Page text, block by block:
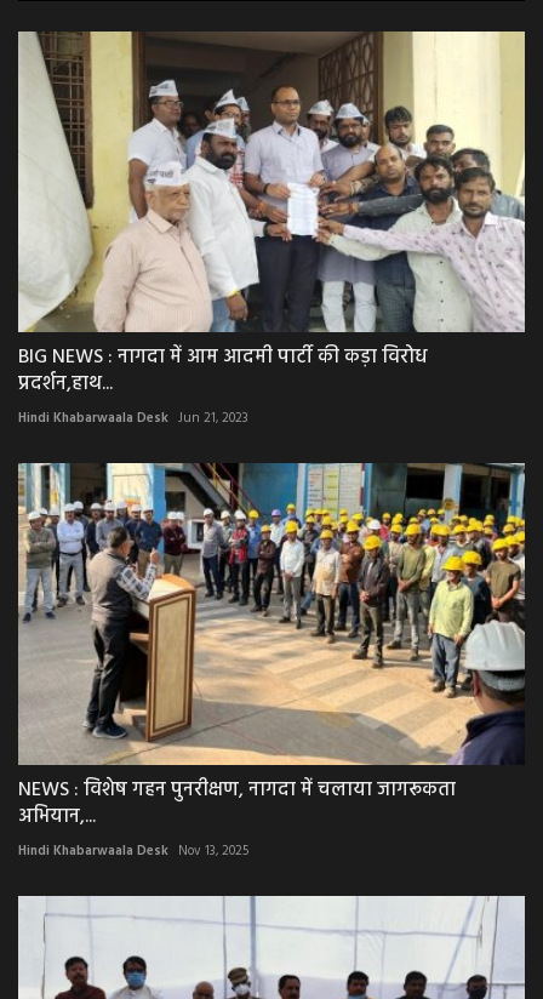
BIG NEWS : नागदा में आम आदमी पार्टी की कड़ा विरोध
प्रदर्शन,हाथ...
Hindi Khabarwaala Desk Jun 21, 2023
NEWS : विशेष गहन पुनरीक्षण, नागदा में चलाया जागरूकता
अभियान,...
Hindi Khabarwaala Desk Nov 13, 2025